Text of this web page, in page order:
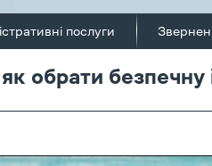
послуги
як обрати безпечну